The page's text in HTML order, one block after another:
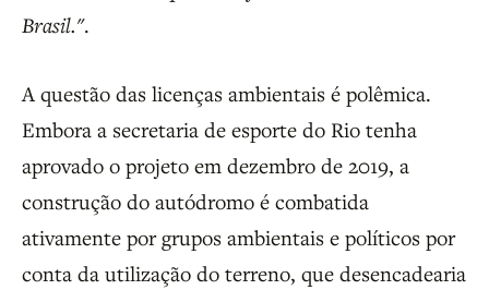
Brasil.".
A questão das licenças ambientais é polêmica.
Embora a secretaria de esporte do Rio tenha
aprovado o projeto em dezembro de 2019, a
construção do autódromo é combatida
ativamente por grupos ambientais e políticos por
conta da utilização do terreno, que desencadearia